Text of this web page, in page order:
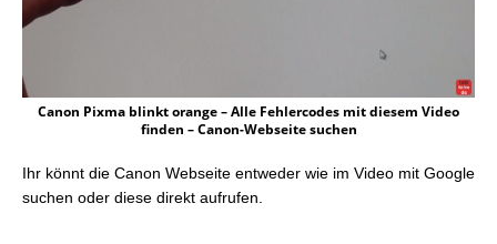
Canon Pixma blinkt orange – Alle Fehlercodes mit diesem Video
finden – Canon-Webseite suchen
Ihr könnt die Canon Webseite entweder wie im Video mit Google
suchen oder diese direkt aufrufen.